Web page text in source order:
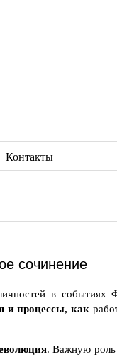
Контакты
сочинение
в событиях
и процессы, как
. Важную